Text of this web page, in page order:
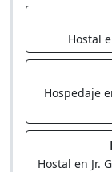
Hostal
Hospedaje
Hostal en Jr.